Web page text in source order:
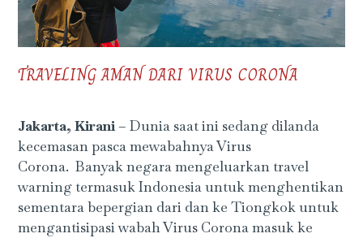
TRAVELING AMAN DARI VIRUS CORONA
Jakarta, Kirani– Dunia saat ini sedang dilanda
kecemasan pasca mewabahnya Virus
Corona. Banyak negara mengeluarkan travel
warning termasuk Indonesia untuk menghentikan
sementara bepergian dari dan ke Tiongkok untuk
mengantisipasi wabah Virus Corona masuk ke